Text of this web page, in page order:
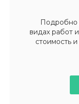
Подробно
видах работ
стоимость